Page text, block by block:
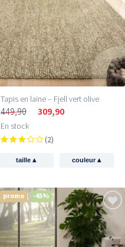
Tapis en laine – Fjell vert olive
449,90 309,90
En stock
(2)
taille▴ couleur▴
promo -45%